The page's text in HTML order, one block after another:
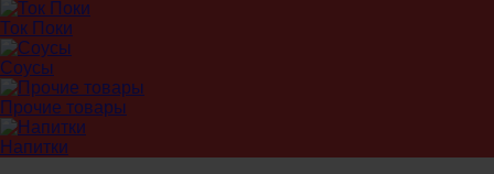
Ток Поки
Соусы
Прочие товары
Напитки